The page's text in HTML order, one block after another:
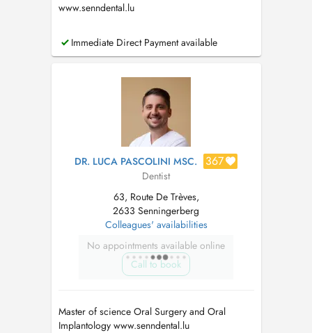
www.senndental.lu
Immediate Direct Payment available
DR. LUCA PASCOLINI MSC. 367
Dentist
63, Route De Trèves,
2633 Senningerberg
Colleagues' availabilities
No appointments available online
Call to book
Master of science Oral Surgery and Oral
Implantology www.senndental.lu